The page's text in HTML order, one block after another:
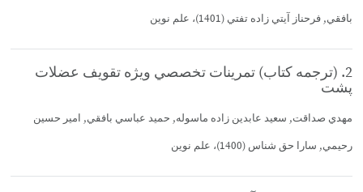
بافقي, فرحناز آيتي زاده تفتي (1401)، علم نوين
2. (ترجمه كتاب) تمرينات تخصصي ويژه تقويف عضلات
پشت
مهدي صداقت, سعيد عابدين زاده ماسوله, حميد عباسي بافقي, امير حسين
رحيمي, سارا حق شناس (1400)، علم نوين